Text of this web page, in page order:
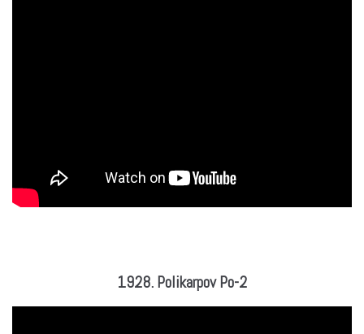
1928. Polikarpov Po-2